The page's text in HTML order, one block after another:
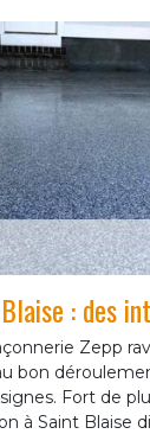
: des
Zepp
bon
Fort de
à Saint Blaise